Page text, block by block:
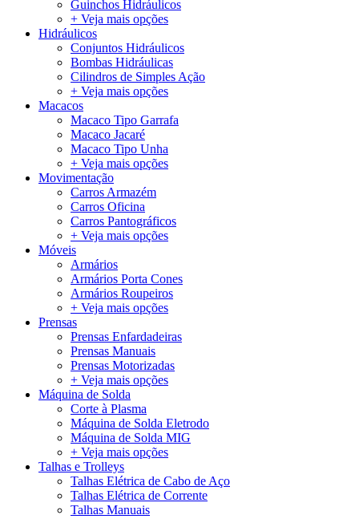
Guinchos Hidráulicos
+ Veja mais opções
Hidráulicos
Conjuntos Hidráulicos
Bombas Hidráulicas
Cilindros de Simples Ação
+ Veja mais opções
Macacos
Macaco Tipo Garrafa
Macaco Jacaré
Macaco Tipo Unha
+ Veja mais opções
Movimentação
Carros Armazém
Carros Oficina
Carros Pantográficos
+ Veja mais opções
Móveis
Armários
Armários Porta Cones
Armários Roupeiros
+ Veja mais opções
Prensas
Prensas Enfardadeiras
Prensas Manuais
Prensas Motorizadas
+ Veja mais opções
Máquina de Solda
Corte à Plasma
Máquina de Solda Eletrodo
Máquina de Solda MIG
+ Veja mais opções
Talhas e Trolleys
Talhas Elétrica de Cabo de Aço
Talhas Elétrica de Corrente
Talhas Manuais